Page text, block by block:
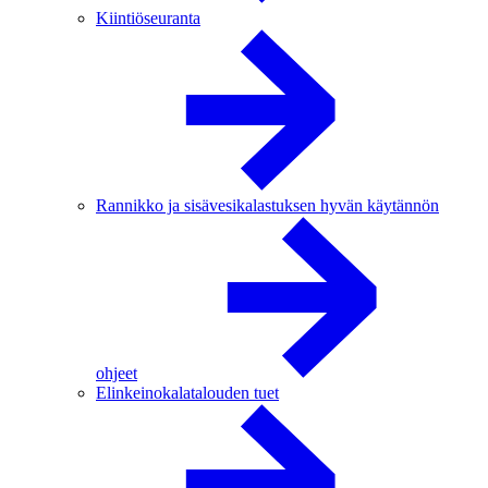
Kiintiöseuranta
Rannikko ja sisävesikalastuksen hyvän käytännön
ohjeet
Elinkeinokalatalouden tuet